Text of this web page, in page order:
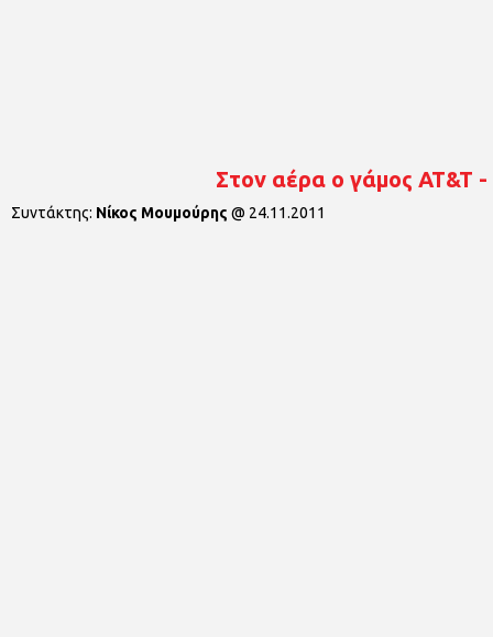
Στον αέρα ο γάμος AT&T
Συντάκτης: Νίκος Μουμούρης @ 24.11.2011